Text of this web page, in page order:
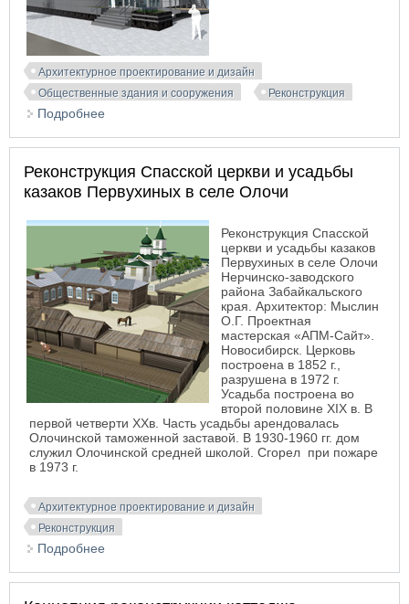
Архитектурное проектирование и дизайн
Общественные здания и сооружения
Реконструкция
Подробнее
Реконструкция Спасской церкви и усадьбы
казаков Первухиных в селе Олочи
Реконструкция Спасской
церкви и усадьбы казаков
Первухиных в селе Олочи
Нерчинско-заводского
района Забайкальского
края. Архитектор: Мыслин
О.Г. Проектная
мастерская «АПМ-Сайт».
Новосибирск. Церковь
построена в 1852 г.,
разрушена в 1972 г.
Усадьба построена во
второй половине XIX в. В
первой четверти ХХв. Часть усадьбы арендовалась
Олочинской таможенной заставой. В 1930-1960 гг. дом
служил Олочинской средней школой. Сгорел при пожаре
в 1973 г.
Архитектурное проектирование и дизайн
Реконструкция
Подробнее